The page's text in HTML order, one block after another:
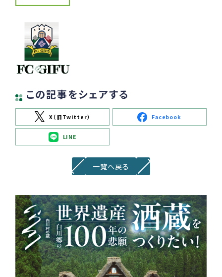
この記事をシェアする
X（旧Twitter） Facebook
LINE
一覧へ戻る